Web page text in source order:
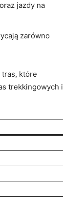
jazdy⁣ na
zarówno
które
trekkingowych i